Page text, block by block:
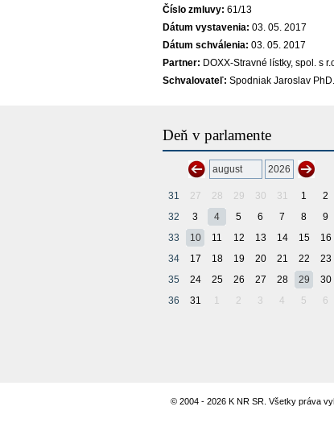
Číslo zmluvy: 61/13
Dátum vystavenia: 03. 05. 2017
Dátum schválenia: 03. 05. 2017
Partner: DOXX-Stravné lístky, spol. s
Schvalovateľ: Spodniak Jaroslav
Deň v parlamente
31 27 28 29 30 31 1
2
32
3 4 5 6 7 8
9
33
10 11 12 13 14 15
16
34
17 18 19 20 21 22
23
35
24 25 26 27 28 29
30
36
31 1 2 3 4 5 6
© 2004 - 2026 K NR SR. Všetky práva